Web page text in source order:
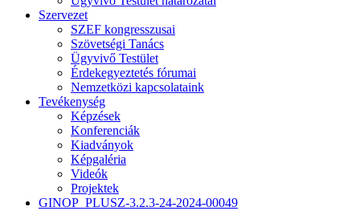
Szervezet
SZEF kongresszusai
Szövetségi Tanács
Ügyvivő Testület
Érdekegyeztetés fórumai
Nemzetközi kapcsolataink
Tevékenység
Képzések
Konferenciák
Kiadványok
Képgaléria
Videók
Projektek
GINOP_PLUSZ-3.2.3-24-2024-00049